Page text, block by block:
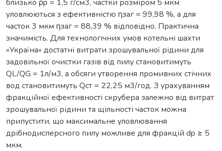
близько ρp = 1,5 г/см3, частки розміром 5 мкм
уловлюються з ефективністю ηзаг = 99,98 %, а для
часток 3 мкм ηзаг = 88,39 % відповідно. Практична
значимість. Для технологічних умов котельні шахти
«Україна» достатні витрати зрошувальної рідини для
задовільної очистки газів від пилу становитимуть
QL/QG = 1л/м3, а обсяги утворення промивних стічних
вод становитимуть Qст = 22,25 м3/год. З урахуванням
фракційної ефективності скрубера залежно від витрат
зрошувальної рідини та щільності часток можна
припустити, що максимальне уловлювання
дрібнодисперсного пилу можливе для фракцій dp ≥ 5
мкм.